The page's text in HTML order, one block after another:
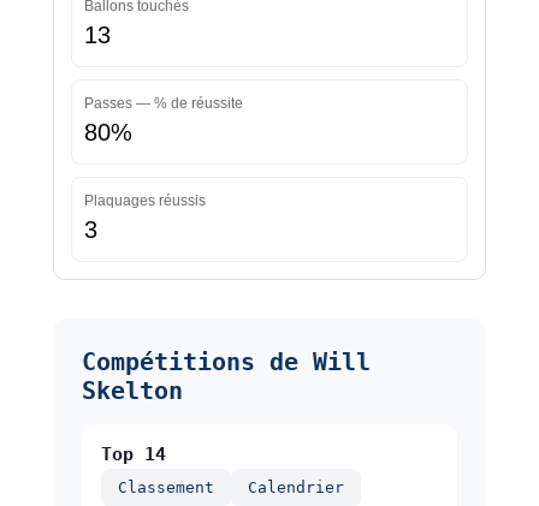
Ballons touchés
13
Passes — % de réussite
80%
Plaquages réussis
3
Compétitions de Will
Skelton
Top 14
Classement Calendrier